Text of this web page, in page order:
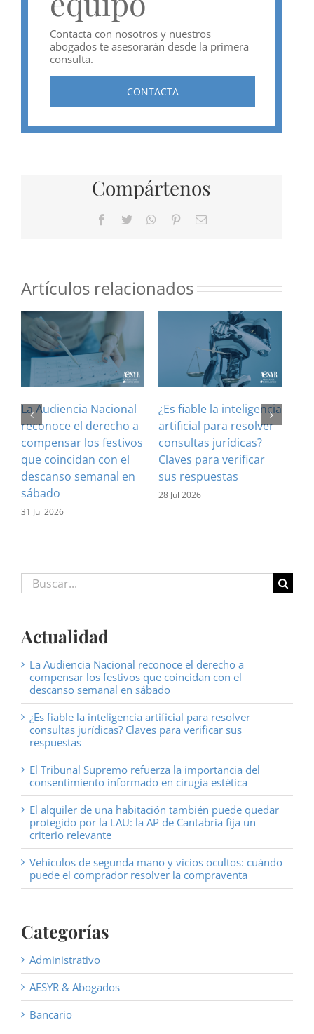
Contacta con nosotros y nuestros
abogados te asesorarán desde la primera
consulta.
CONTACTA
Compártenos
Facebook
Twitter WhatsApp
PinterestCorreo
Artículos relacionados
La Audiencia Nacional
reconoce el derecho a
compensar los festivos
que coincidan con el
descanso semanal en
sábado
31 Jul 2026
¿Es fiable la inteligencia
artificial para resolver
consultas jurídicas?
Claves para verificar
sus respuestas
28 Jul 2026
Buscar:
Actualidad
La Audiencia Nacional reconoce el derecho a
compensar los festivos que coincidan con el
descanso semanal en sábado
¿Es fiable la inteligencia artificial para resolver
consultas jurídicas? Claves para verificar sus
respuestas
El Tribunal Supremo refuerza la importancia del
consentimiento informado en cirugía estética
El alquiler de una habitación también puede quedar
protegido por la LAU: la AP de Cantabria fija un
criterio relevante
Vehículos de segunda mano y vicios ocultos: cuándo
puede el comprador resolver la compraventa
Categorías
Administrativo
AESYR & Abogados
Bancario